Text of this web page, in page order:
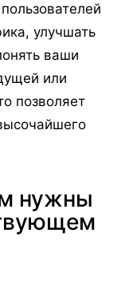
улучшать
ваши
или
позволяет
нужны